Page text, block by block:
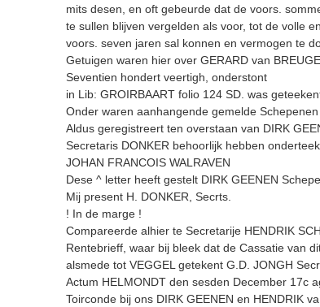
mits desen, en oft gebeurde dat de voors.
te sullen blijven vergelden als voor, tot de volle
voors. seven jaren sal konnen en vermogen te
Getuigen waren hier over GERARD van
Seventien hondert veertigh, onderstont
in Lib: GROIRBAART folio 124 SD. was
Onder waren aanhangende gemelde
Aldus geregistreert ten overstaan van DIRK
Secretaris DONKER behoorlijk hebben
JOHAN FRANCOIS WALRAVEN
Dese ^ letter heeft gestelt DIRK GEENEN
Mij present H. DONKER, Secrts.
! In de marge !
Compareerde alhier te Secretarije HENDRIK
Rentebrieff, waar bij bleek dat de Cassatie van
alsmede tot VEGGEL getekent G.D. JONGH
Actum HELMONDT den sesden December 17c
Toirconde bij ons DIRK GEENEN en HENDRIK